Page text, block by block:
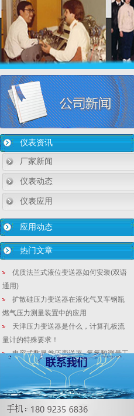
仪表资讯
厂家新闻
仪表动态
仪表应用
应用动态
热门文章
优质法兰式液位变送器如何安装(双语
通用)
扩散硅压力变送器在液化气叉车钢瓶
燃气压力测量装置中的应用
天津压力变送器是什么，计算孔板流
量计的特殊要求！
电容式数显差压变送器_氢氟酸测量工
控使用特点
医疗废水臭氧处理系统中差压密度计
设计好处
液位变送器百科：催化剂表征使用中